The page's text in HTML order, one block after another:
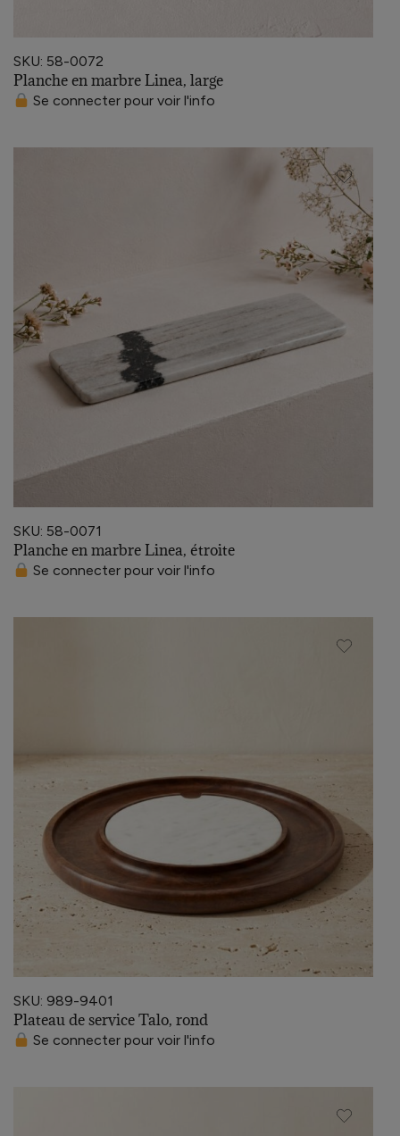
SKU: 58-0072
Planche en marbre Linea, large
Se connecter pour voir l'info
SKU: 58-0071
Planche en marbre Linea, étroite
Se connecter pour voir l'info
SKU: 989-9401
Plateau de service Talo, rond
Se connecter pour voir l'info